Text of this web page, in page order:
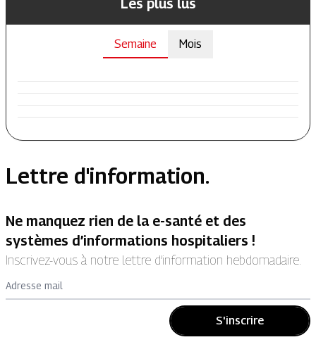
Les plus lus
Semaine Mois
Lettre d'information.
Ne manquez rien de la e-santé et des
systèmes d’informations hospitaliers !
Inscrivez-vous à notre lettre d’information hebdomadaire.
Adresse mail
S'inscrire